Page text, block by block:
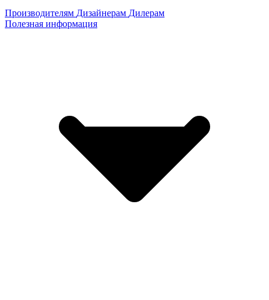
Производителям Дизайнерам Дилерам
Полезная информация